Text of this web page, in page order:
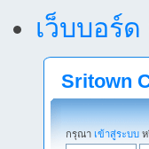
เว็บบอร์
Sritown
กรุณา เข้าสู่ระบบ ห